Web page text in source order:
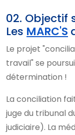
02. Objectif
Les MARC'S
Le projet
travail" se
détermination !
La conciliation
juge du tribunal
judiciaire). La